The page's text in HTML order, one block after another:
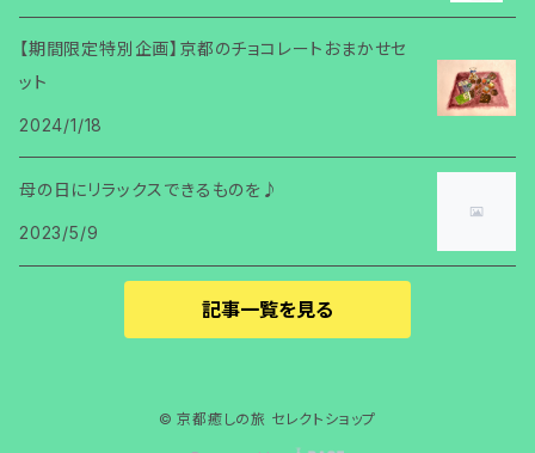
【期間限定特別企画】京都のチョコレートおまかせセ
ット
2024/1/18
母の日にリラックスできるものを♪
2023/5/9
記事一覧を見る
© 京都癒しの旅 セレクトショップ